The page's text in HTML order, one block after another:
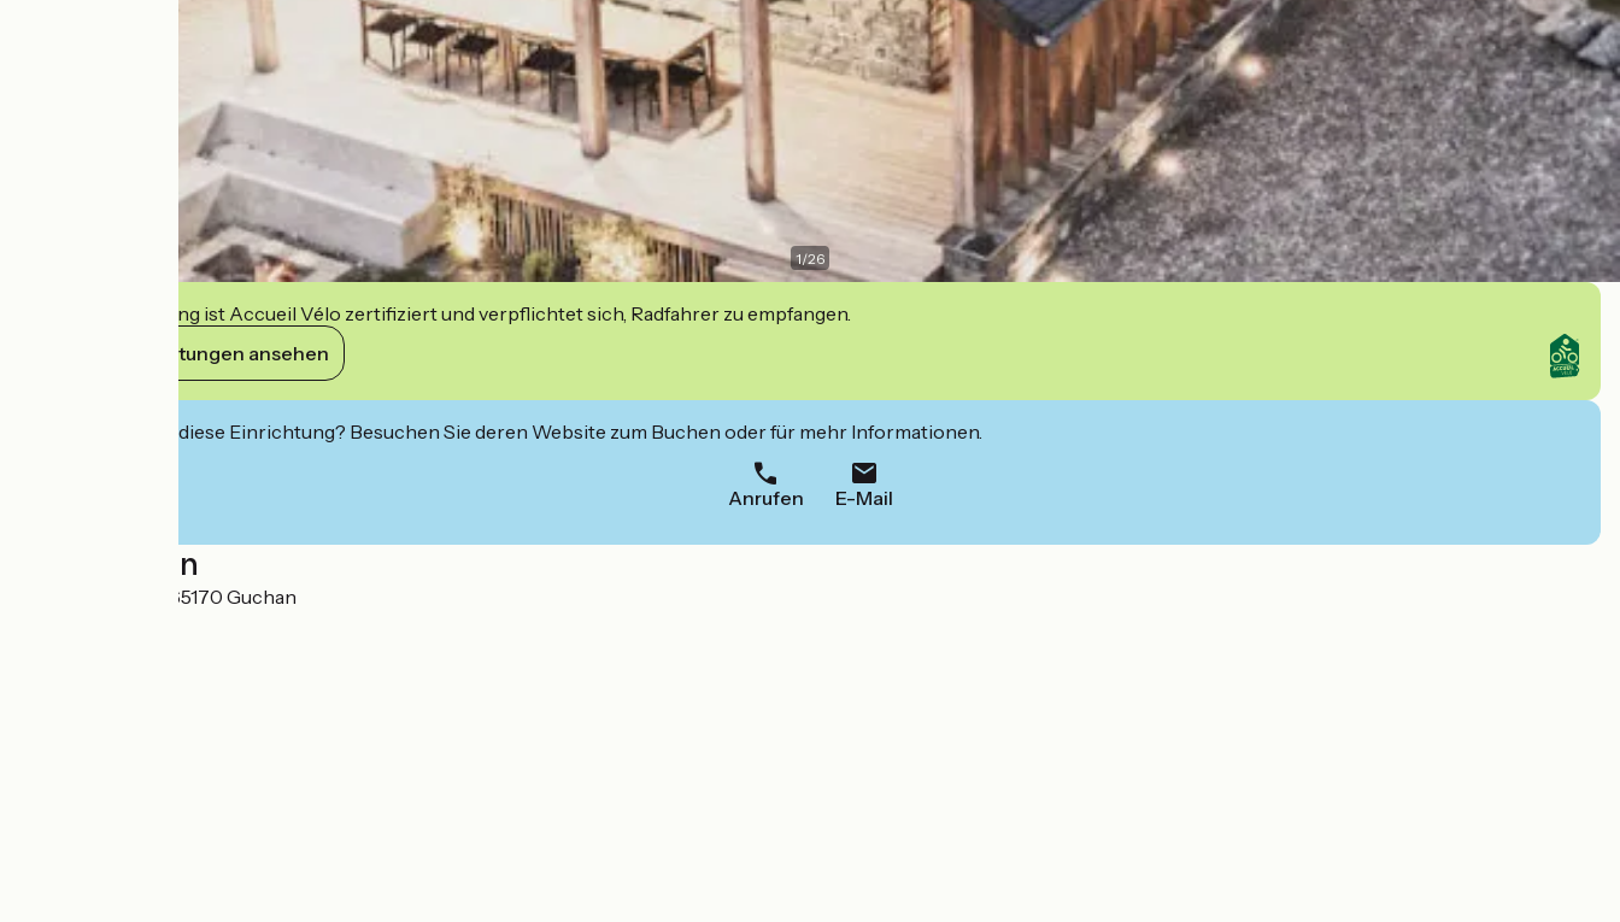
1/26
Diese Einrichtung ist Accueil Vélo zertifiziert und verpflichtet sich, Radfahrer zu empfangen.
Ihre Verpflichtungen ansehen
Interessiert Sie diese Einrichtung? Besuchen Sie deren Website zum Buchen oder für mehr Informationen.
Anrufen E-Mail
Localisation
12 Rue du Pradet 65170 Guchan